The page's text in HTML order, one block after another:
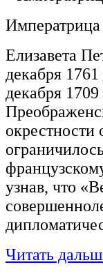
Императрица
Елизавета
декабря
декабря
окрестности
узнав, что
Читать